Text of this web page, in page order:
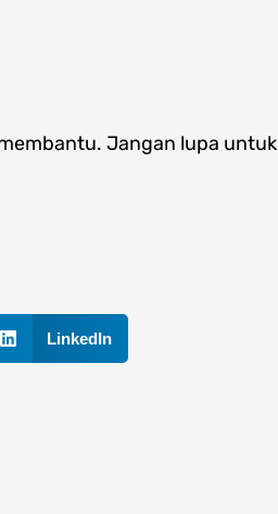
Jangan lupa untuk
LinkedIn